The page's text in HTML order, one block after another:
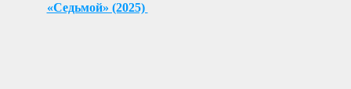
«Седьмой» (2025)